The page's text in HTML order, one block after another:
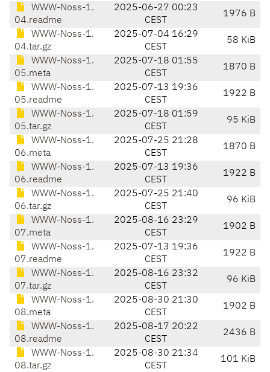
WWW-Noss-1.
04.readme
2025-06-27 00:23
CEST
1976 B
WWW-Noss-1.
04.tar.gz
2025-07-04 16:29
CEST
58 KiB
WWW-Noss-1.
05.meta
2025-07-18 01:55
CEST
1870 B
WWW-Noss-1.
05.readme
2025-07-13 19:36
CEST
1922 B
WWW-Noss-1.
05.tar.gz
2025-07-18 01:59
CEST
95 KiB
WWW-Noss-1.
06.meta
2025-07-25 21:28
CEST
1870 B
WWW-Noss-1.
06.readme
2025-07-13 19:36
CEST
1922 B
WWW-Noss-1.
06.tar.gz
2025-07-25 21:40
CEST
96 KiB
WWW-Noss-1.
07.meta
2025-08-16 23:29
CEST
1902 B
WWW-Noss-1.
07.readme
2025-07-13 19:36
CEST
1922 B
WWW-Noss-1.
07.tar.gz
2025-08-16 23:32
CEST
96 KiB
WWW-Noss-1.
08.meta
2025-08-30 21:30
CEST
1902 B
WWW-Noss-1.
08.readme
2025-08-17 20:22
CEST
2436 B
WWW-Noss-1.
08.tar.gz
2025-08-30 21:34
CEST
101 KiB